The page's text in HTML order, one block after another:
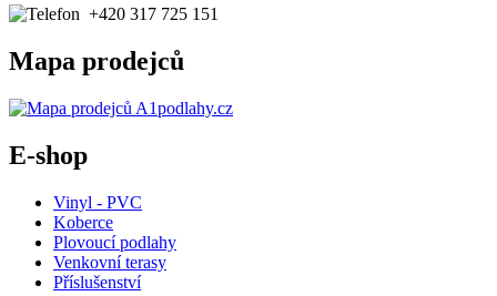
+420 317 725 151
Mapa prodejců
E-shop
Vinyl - PVC
Koberce
Plovoucí podlahy
Venkovní terasy
Příslušenství